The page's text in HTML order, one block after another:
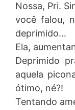
Nossa, Pri.
você falou,
deprimido…
Ela,
Deprimido
aquela
ótimo, né?!
Tentando